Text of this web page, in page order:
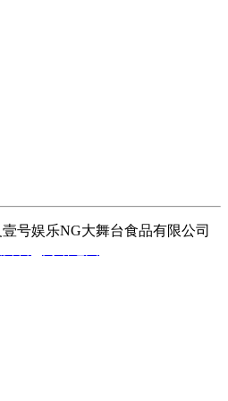
号娱乐NG大舞台食品有限公司